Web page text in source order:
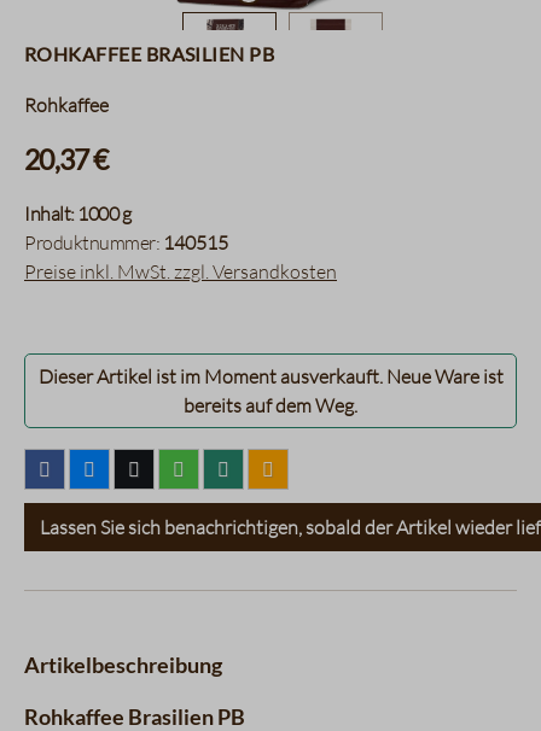
Rohkaffee Brasilien PB
Rohkaffee
20,37 €
Inhalt: 1000 g
Produktnummer: 140515
Preise inkl. MwSt. zzgl. Versandkosten
Dieser Artikel ist im Moment ausverkauft. Neue Ware ist
bereits auf dem Weg.
Lassen Sie sich benachrichtigen, sobald der Artikel wieder
Artikelbeschreibung
Rohkaffee Brasilien PB